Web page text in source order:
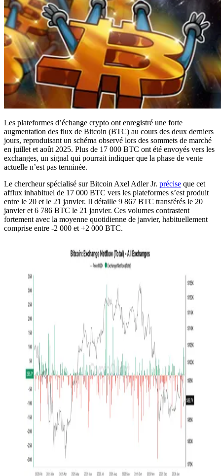
Les plateformes d’échange crypto ont enregistré une forte
augmentation des flux de Bitcoin (BTC) au cours des deux derniers
jours, reproduisant un schéma observé lors des sommets de marché
en juillet et août 2025. Plus de 17 000 BTC ont été envoyés vers les
exchanges, un signal qui pourrait indiquer que la phase de vente
actuelle n’est pas terminée.
Le chercheur spécialisé sur Bitcoin Axel Adler Jr. précise que cet
afflux inhabituel de 17 000 BTC vers les plateformes s’est produit
entre le 20 et le 21 janvier. Il détaille 9 867 BTC transférés le 20
janvier et 6 786 BTC le 21 janvier. Ces volumes contrastent
fortement avec la moyenne quotidienne de janvier, habituellement
comprise entre -2 000 et +2 000 BTC.